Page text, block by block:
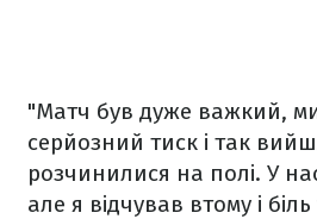
"Матч був дуже важкий,
серйозний тиск і так
розчинилися на полі. У
але я відчував втому і